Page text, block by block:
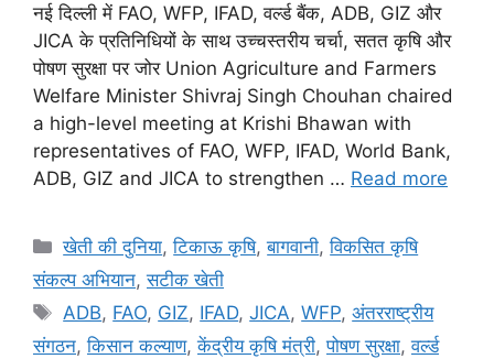
नई दिल्ली में FAO, WFP, IFAD, वर्ल्ड बैंक, ADB, GIZ और
JICA के प्रतिनिधियों के साथ उच्चस्तरीय चर्चा, सतत कृषि और
पोषण सुरक्षा पर जोर Union Agriculture and Farmers
Welfare Minister Shivraj Singh Chouhan chaired
a high-level meeting at Krishi Bhawan with
representatives of FAO, WFP, IFAD, World Bank,
ADB, GIZ and JICA to strengthen … Read more
खेती की दुनिया,टिकाऊ कृषि,बागवानी,विकसित कृषि
संकल्प अभियान,सटीक खेती
ADB, FAO, GIZ, IFAD,JICA,WFP,अंतरराष्ट्रीय
संगठन,किसान कल्याण,केंद्रीय कृषि मंत्री,पोषण सुरक्षा,वर्ल्ड